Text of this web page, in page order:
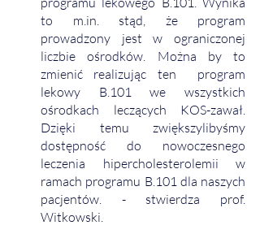
to m.in. stąd, że program
prowadzony jest w ograniczonej
liczbie ośrodków. Można by to
zmienić realizując ten  program
lekowy B.101 we wszystkich
ośrodkach leczących KOS-zawał.
Dzięki temu zwiększylibyśmy
dostępność do nowoczesnego
leczenia hipercholesterolemii w
ramach programu B.101 dla naszych
pacjentów. - stwierdza prof.
Witkowski.